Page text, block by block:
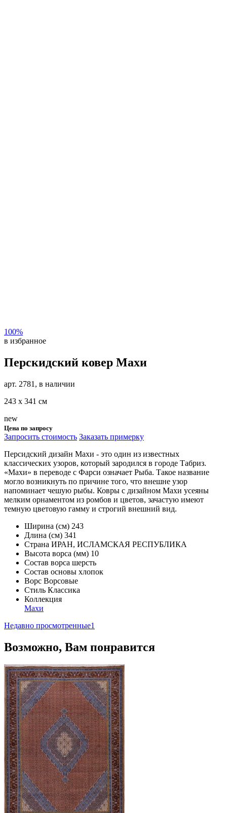
100%
в избранное
Перскидский ковер Махи
арт. 2781, в наличии
243 х 341 см
new
Цена по запросу
Запросить стоимость Заказать примерку
Персидский дизайн Махи - это один из известных
классических узоров, который зародился в городе Табриз.
«Махи» в переводе с Фарси означает Рыба. Такое название
могло возникнуть по причине того, что внешне узор
напоминает чешую рыбы. Ковры с дизайном Махи усеяны
мелким орнаментом из ромбов и цветов, зачастую имеют
темную цветовую гамму и строгий внешний вид.
Ширина (см) 243
Длина (см) 341
Страна ИРАН, ИСЛАМСКАЯ РЕСПУБЛИКА
Высота ворса (мм) 10
Состав ворса шерсть
Состав основы хлопок
Ворс Ворсовые
Стиль Классика
Коллекция
Махи
Недавно просмотренные1
Возможно, Вам понравится